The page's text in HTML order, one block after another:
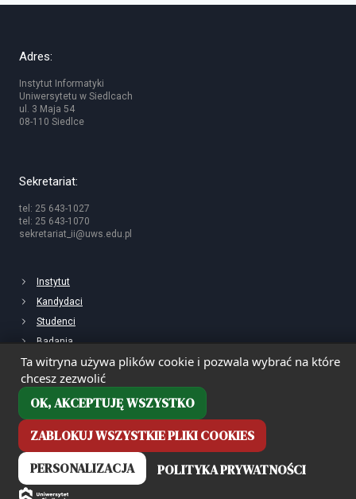
Ta witryna używa plików cookie i pozwala wybrać na które
chcesz zezwolić
OK, AKCEPTUJĘ WSZYSTKO
ZABLOKUJ WSZYSTKIE PLIKI COOKIES
PERSONALIZACJA
POLITYKA PRYWATNOŚCI
Adres:
Instytut Informatyki
Uniwersytetu w Siedlcach
ul. 3 Maja 54
08-110 Siedlce
Sekretariat:
tel: 25 643-1027
tel: 25 643-1070
sekretariat_ii@uws.edu.pl
Instytut
Kandydaci
Studenci
Badania
Deklaracja dostępności